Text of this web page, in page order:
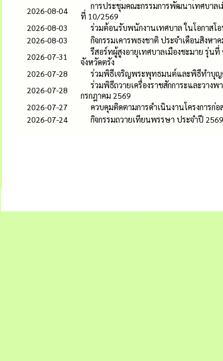
2026-08-04
การประชุมคณะกรรมการพัฒนาเทศบาล
ที่ 10/2569
2026-08-03
ร่วมต้อนรับพนักงานเทศบาล ในโอกาสโ
2026-08-03
กิจกรรมเคารพธงชาติ ประจำเดือนสิงหา
2026-07-31
รีสอร์ทผู้สูงอายุเทศบาลเมืองชะมาย รุ่
จังหวัดตรัง
2026-07-28
ร่วมพิธีเจริญพระพุทธมนต์และพิธีทำบุญตั
2026-07-28
ร่วมพิธีถวายเครื่องราชสักการะและวา
กรกฎาคม 2569
2026-07-27
ควบคุมติดตามการดำเนินงานโครงการ
2026-07-24
กิจกรรมถวายเทียนพรรษา ประจำปี